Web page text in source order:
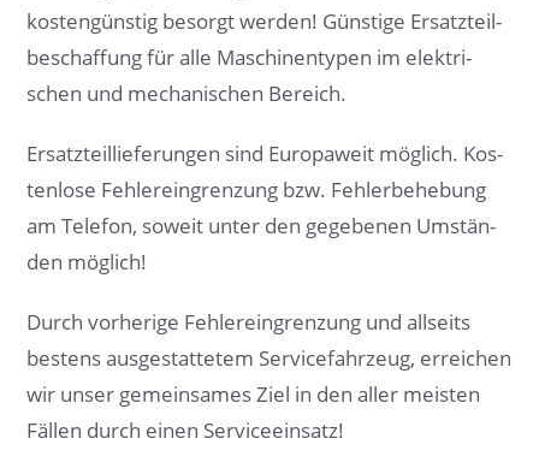
kos­ten­güns­tig be­sorgt wer­den! Güns­ti­ge Er­satz­teil­
be­schaf­fung für al­le Ma­schi­nen­ty­pen im ­elek­tri­
schen und me­cha­ni­schen Be­reich.
Er­satz­teil­lie­fe­run­gen sind Eu­ro­pa­weit mög­lich. Kos­
ten­lo­se Feh­ler­ein­gren­zung bzw. Feh­ler­be­he­bung
am Te­le­fon, so­weit un­ter den ge­ge­be­nen Um­stän­
den mög­lich!
Durch vor­he­ri­ge Feh­ler­ein­gren­zung und all­seits
bes­ten­s ­aus­ge­stat­te­tem Ser­vice­fahr­zeug, er­rei­chen
wir un­ser ge­mein­sa­mes Ziel in den al­ler meis­ten
Fäl­len durch ei­nen Ser­vice­ein­satz!